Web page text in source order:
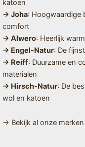
katoen
→ Joha: Hoogwaardige
comfort
→ Alwero: Heerlijk
→ Engel-Natur: De
→ Reiff: Duurzame en
materialen
→ Hirsch-Natur: De
wol en katoen
→ Bekijk al onze merken